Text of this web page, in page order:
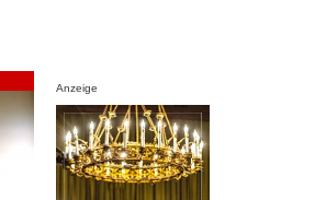
Anzeige